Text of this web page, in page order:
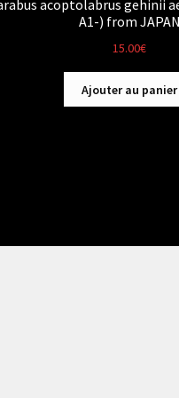
acoptolabrus gehinii
A1-) from JAPAN
15.00€
Ajouter au panier